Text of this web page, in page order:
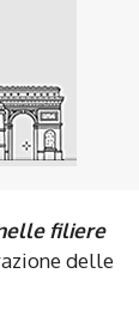
filiere
delle